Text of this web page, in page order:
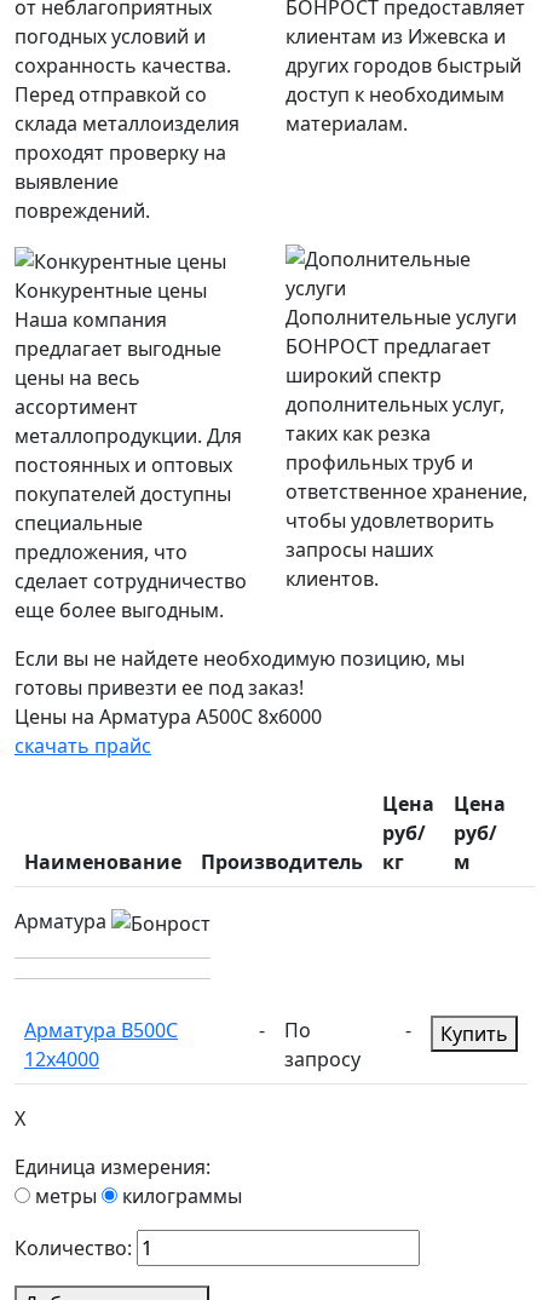
от неблагоприятных
погодных условий и
сохранность качества.
Перед отправкой со
склада металлоизделия
проходят проверку на
выявление
повреждений.
БОНРОСТ предоставляет
клиентам из Ижевска и
других городов быстрый
доступ к необходимым
материалам.
Конкурентные цены
Наша компания
предлагает выгодные
цены на весь
ассортимент
металлопродукции. Для
постоянных и оптовых
покупателей доступны
специальные
предложения, что
сделает сотрудничество
еще более выгодным.
Дополнительные услуги
БОНРОСТ предлагает
широкий спектр
дополнительных услуг,
таких как резка
профильных труб и
ответственное хранение,
чтобы удовлетворить
запросы наших
клиентов.
Если вы не найдете необходимую позицию, мы
готовы привезти ее под заказ!
Цены на Арматура А500С 8х6000
скачать прайс
Наименование Производитель
Цена
руб/
кг
Цена
руб/
м
Арматура
Арматура В500С
12х4000
-
По
запросу
- Купить
X
Единица измерения:
метры
килограммы
Количество: